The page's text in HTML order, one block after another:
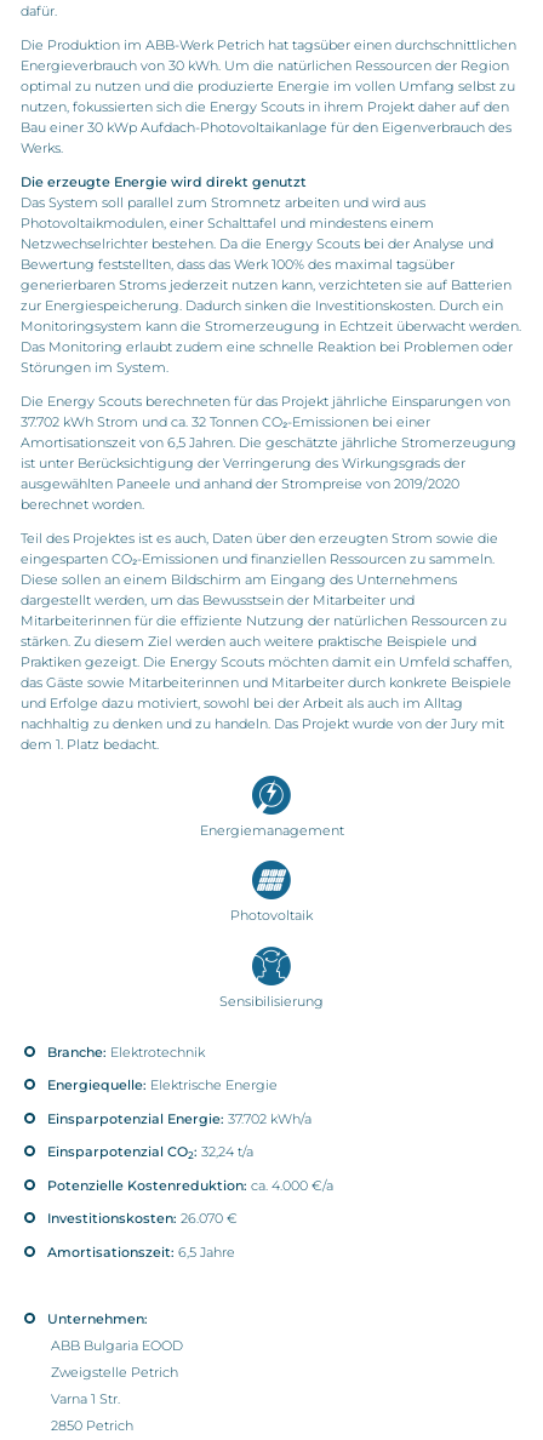
dafür.
Die Produktion im ABB-Werk Petrich hat tagsüber einen durchschnittlichen
Energieverbrauch von 30 kWh. Um die natürlichen Ressourcen der Region
optimal zu nutzen und die produzierte Energie im vollen Umfang selbst zu
nutzen, fokussierten sich die Energy Scouts in ihrem Projekt daher auf den
Bau einer 30 kWp Aufdach-Photovoltaikanlage für den Eigenverbrauch des
Werks.
Die erzeugte Energie wird direkt genutzt
Das System soll parallel zum Stromnetz arbeiten und wird aus
Photovoltaikmodulen, einer Schalttafel und mindestens einem
Netzwechselrichter bestehen. Da die Energy Scouts bei der Analyse und
Bewertung feststellten, dass das Werk 100% des maximal tagsüber
generierbaren Stroms jederzeit nutzen kann, verzichteten sie auf Batterien
zur Energiespeicherung. Dadurch sinken die Investitionskosten. Durch ein
Monitoringsystem kann die Stromerzeugung in Echtzeit überwacht werden.
Das Monitoring erlaubt zudem eine schnelle Reaktion bei Problemen oder
Störungen im System.
Die Energy Scouts berechneten für das Projekt jährliche Einsparungen von
37.702 kWh Strom und ca. 32 Tonnen CO₂-Emissionen bei einer
Amortisationszeit von 6,5 Jahren. Die geschätzte jährliche Stromerzeugung
ist unter Berücksichtigung der Verringerung des Wirkungsgrads der
ausgewählten Paneele und anhand der Strompreise von 2019/2020
berechnet worden.
Teil des Projektes ist es auch, Daten über den erzeugten Strom sowie die
eingesparten CO₂-Emissionen und finanziellen Ressourcen zu sammeln.
Diese sollen an einem Bildschirm am Eingang des Unternehmens
dargestellt werden, um das Bewusstsein der Mitarbeiter und
Mitarbeiterinnen für die effiziente Nutzung der natürlichen Ressourcen zu
stärken. Zu diesem Ziel werden auch weitere praktische Beispiele und
Praktiken gezeigt. Die Energy Scouts möchten damit ein Umfeld schaffen,
das Gäste sowie Mitarbeiterinnen und Mitarbeiter durch konkrete Beispiele
und Erfolge dazu motiviert, sowohl bei der Arbeit als auch im Alltag
nachhaltig zu denken und zu handeln. Das Projekt wurde von der Jury mit
dem 1. Platz bedacht.
Energiemanagement
Photovoltaik
Sensibilisierung
Branche: Elektrotechnik
Energiequelle: Elektrische Energie
Einsparpotenzial Energie: 37.702 kWh/a
Einsparpotenzial CO2: 32,24 t/a
Potenzielle Kostenreduktion: ca. 4.000 €/a
Investitionskosten: 26.070 €
Amortisationszeit: 6,5 Jahre
Unternehmen:
ABB Bulgaria EOOD
Zweigstelle Petrich
Varna 1 Str.
2850 Petrich